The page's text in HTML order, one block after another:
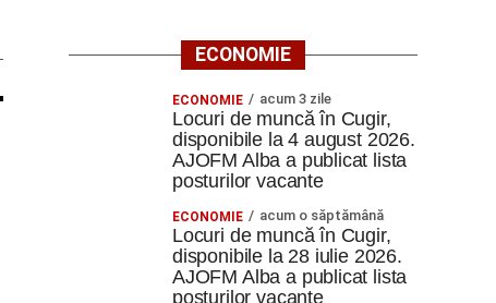
ECONOMIE
ECONOMIE acum 3 zile
Locuri de muncă în Cugir,
disponibile la 4 august 2026.
AJOFM Alba a publicat lista
posturilor vacante
ECONOMIE acum o săptămână
Locuri de muncă în Cugir,
disponibile la 28 iulie 2026.
AJOFM Alba a publicat lista
posturilor vacante